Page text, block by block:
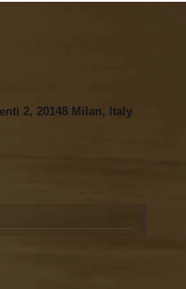
2, 20148 Milan, Italy